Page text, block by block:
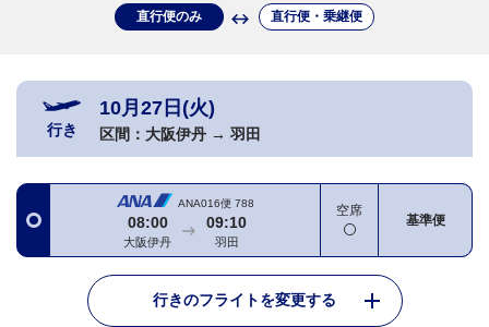
直行便のみ 直行便・乗継便
行き
10月27日(火)
区間： 大阪伊丹 → 羽田
ANA016便 788
08:00
大阪伊丹
09:10
羽田
空席
基準便
行きのフライトを変更する